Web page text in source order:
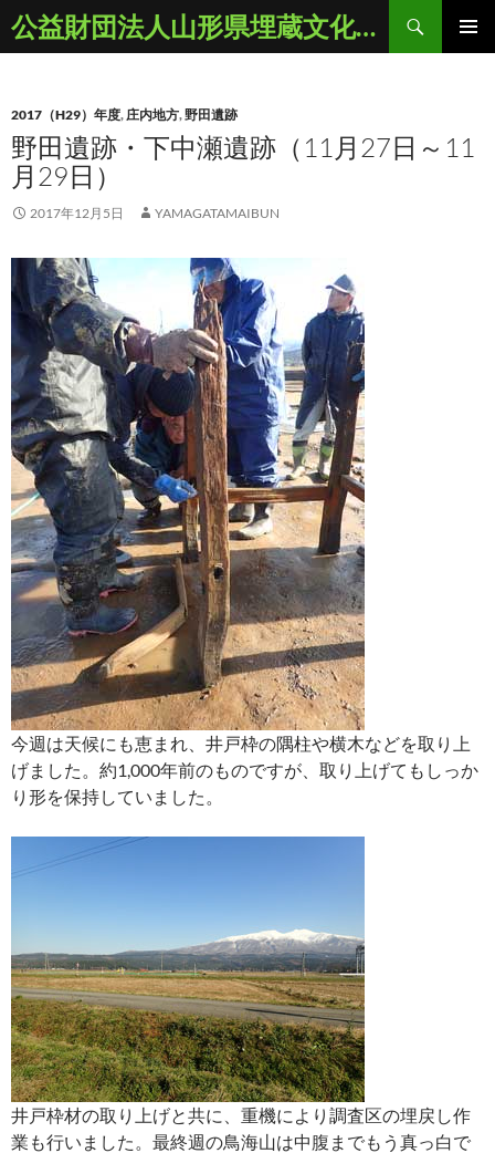
ン
ツ
へ
ッ
公益財団法人山形県埋蔵文化財センター
検
索
2017（H29）年度,庄内地方,野田遺跡
野田遺跡・下中瀬遺跡（11月27日～11
月29日）
2017年12月5日 YAMAGATAMAIBUN
今週は天候にも恵まれ、井戸枠の隅柱や横木などを取り上
げました。約1,000年前のものですが、取り上げてもしっか
り形を保持していました。
井戸枠材の取り上げと共に、重機により調査区の埋戻し作
業も行いました。最終週の鳥海山は中腹までもう真っ白で